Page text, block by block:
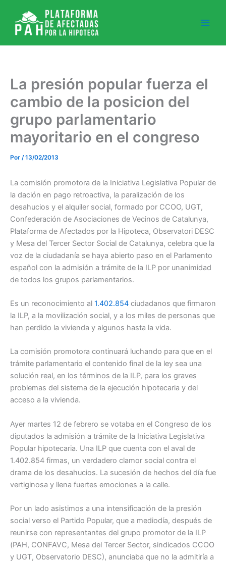
contenido
La presión popular fuerza el
cambio de la posicion del
grupo parlamentario
mayoritario en el congreso
Por /13/02/2013
La comisión promotora de la Iniciativa Legislativa Popular de
la dación en pago retroactiva, la paralización de los
desahucios y el alquiler social, formado por CCOO, UGT,
Confederación de Asociaciones de Vecinos de Catalunya,
Plataforma de Afectados por la Hipoteca, Observatori DESC
y Mesa del Tercer Sector Social de Catalunya, celebra que la
voz de la ciudadanía se haya abierto paso en el Parlamento
español con la admisión a trámite de la ILP por unanimidad
de todos los grupos parlamentarios.
Es un reconocimiento al 1.402.854 ciudadanos que firmaron
la ILP, a la movilización social, y a los miles de personas que
han perdido la vivienda y algunos hasta la vida.
La comisión promotora continuará luchando para que en el
trámite parlamentario el contenido final de la ley sea una
solución real, en los términos de la ILP, para los graves
problemas del sistema de la ejecución hipotecaria y del
acceso a la vivienda.
Ayer martes 12 de febrero se votaba en el Congreso de los
diputados la admisión a trámite de la Iniciativa Legislativa
Popular hipotecaria. Una ILP que cuenta con el aval de
1.402.854 firmas, un verdadero clamor social contra el
drama de los desahucios. La sucesión de hechos del día fue
vertiginosa y llena fuertes emociones a la calle.
Por un lado asistimos a una intensificación de la presión
social verso el Partido Popular, que a mediodía, después de
reunirse con representantes del grupo promotor de la ILP
(PAH, CONFAVC, Mesa del Tercer Sector, sindicados CCOO
y UGT, Observatorio DESC), anunciaba que no la admitiría a